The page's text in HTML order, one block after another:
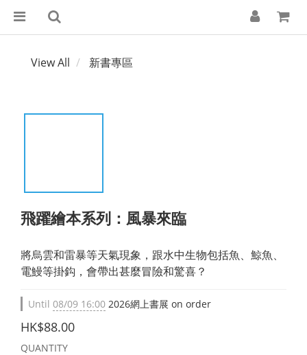
View All 新書專區
飛躍繪本系列：風暴來臨
將烏雲和雷暴等天氣現象，跟水中生物包括魚、鯨魚、
電鰻等掛鈎，會帶出甚麼冒險和驚喜？
Until 08/09 16:00 2026網上書展 on order
HK$88.00
QUANTITY